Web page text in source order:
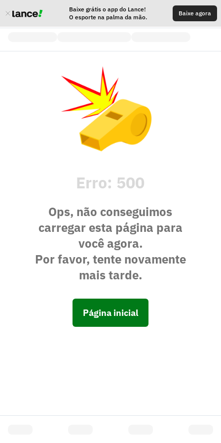
Baixe grátis o app do Lance!
O esporte na palma da mão.
Baixe agora
Erro: 500
Ops, não conseguimos
carregar esta página para
você agora.
Por favor, tente novamente
mais tarde.
Página inicial